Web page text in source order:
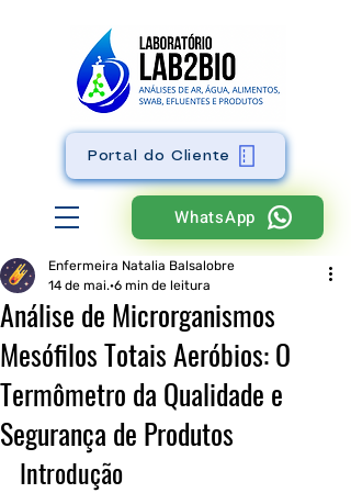
WhatsApp
Portal do Cliente
Análise de Microrganismos
Mesófilos Totais Aeróbios: O
Termômetro da Qualidade e
Segurança de Produtos
Enfermeira Natalia Balsalobre
14 de mai. 6 min de leitura
Introdução